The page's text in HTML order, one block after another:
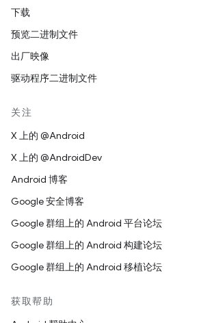
下载
预览二进制文件
出厂映像
驱动程序二进制文件
关注
X 上的 @Android
X 上的 @AndroidDev
Android 博客
Google 安全博客
Google 群组上的 Android 平台论坛
Google 群组上的 Android 构建论坛
Google 群组上的 Android 移植论坛
获取帮助